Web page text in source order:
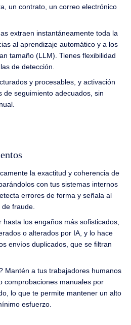
un contrato, un correo electrónico
extraen instantáneamente toda la
al aprendizaje automático y a los
tamaño (LLM). Tienes flexibilidad
de detección.
y procesables, y activación
de seguimiento adecuados, sin
la exactitud y coherencia de
con tus sistemas internos
errores de forma y señala al
fraude.
los engaños más sofisticados,
o alterados por IA, y lo hace
envíos duplicados, que se filtran
Mantén a tus trabajadores humanos
comprobaciones manuales por
lo que te permite mantener un alto
esfuerzo.